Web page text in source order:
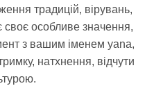
традицій, вірувань,
своє особливе значення,
з вашим іменем yana,
натхнення, відчути